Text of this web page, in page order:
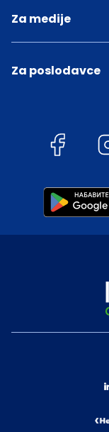
Za medije
Za poslodavce